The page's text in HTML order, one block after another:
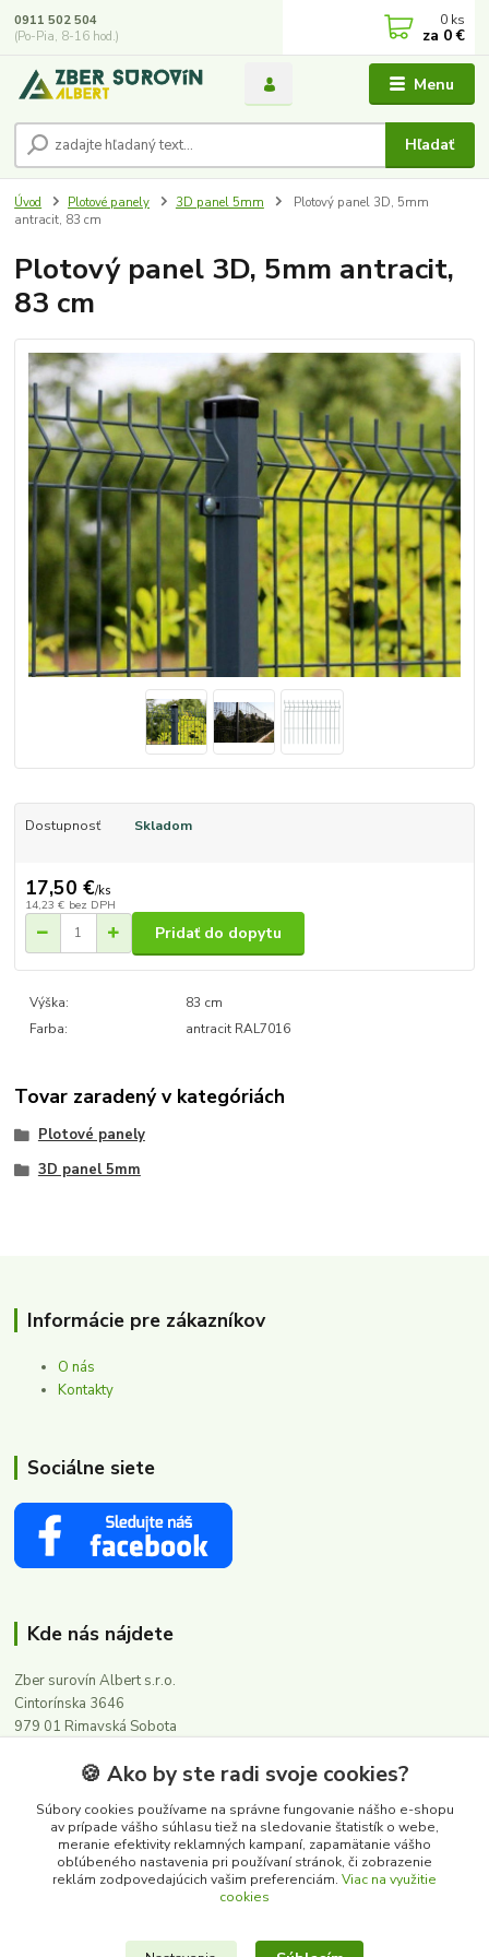
Menu
Hľadať
0911 502 504
(Po-Pia, 8-16 hod.)
0 ks
za 0 €
Úvod Plotové panely 3D panel 5mm
Plotový panel 3D, 5mm
antracit, 83 cm
Plotový panel 3D, 5mm antracit,
83 cm
Dostupnosť Skladom
17,50 €/ks
14,23 € bez DPH
Pridať do dopytu
Výška:
83 cm
Farba:
antracit RAL7016
Tovar zaradený v kategóriách
Plotové panely
3D panel 5mm
Informácie pre zákazníkov
O nás
Kontakty
Sociálne siete
Kde nás nájdete
Zber surovín Albert s.r.o.
Cintorínska 3646
979 01 Rimavská Sobota
Kontakty
0911 502 504
(Po-Pia, 8-16 hod.)
🍪 Ako by ste radi svoje cookies?
Súbory cookies používame na správne fungovanie nášho e-shopu
av prípade vášho súhlasu tiež na sledovanie štatistík o webe,
meranie efektivity reklamných kampaní, zapamätanie vášho
obľúbeného nastavenia pri používaní stránok, či zobrazenie
reklám zodpovedajúcich vašim preferenciám. Viac na využitie
cookies